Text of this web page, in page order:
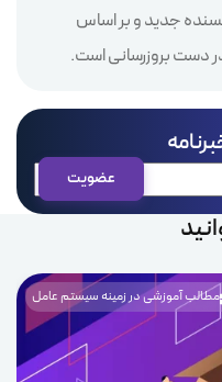
جدید و بر اساس
دست بروزرسانی است.
مطالب آموزشی در زمینه سیستم عامل